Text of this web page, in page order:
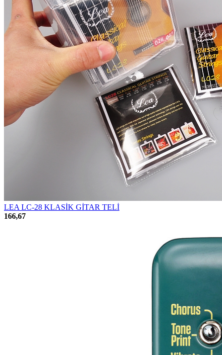
LEA LC-28 KLASİK GİTAR TELİ
166,67